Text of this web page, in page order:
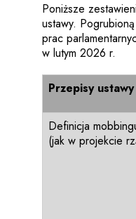
Poniższe
ustawy.
prac
w lutym 2026 r.
Przepisy ustawy
Definicja
(jak w projekcie